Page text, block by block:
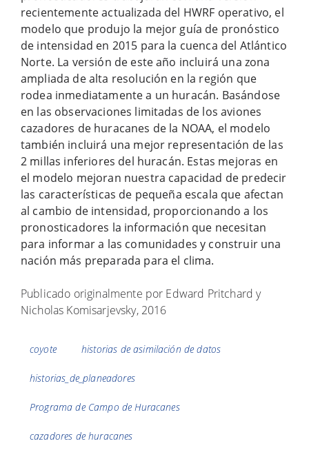
recientemente actualizada del HWRF operativo, el
modelo que produjo la mejor guía de pronóstico
de intensidad en 2015 para la cuenca del Atlántico
Norte. La versión de este año incluirá una zona
ampliada de alta resolución en la región que
rodea inmediatamente a un huracán. Basándose
en las observaciones limitadas de los aviones
cazadores de huracanes de la NOAA, el modelo
también incluirá una mejor representación de las
2 millas inferiores del huracán. Estas mejoras en
el modelo mejoran nuestra capacidad de predecir
las características de pequeña escala que afectan
al cambio de intensidad, proporcionando a los
pronosticadores la información que necesitan
para informar a las comunidades y construir una
nación más preparada para el clima.
Publicado originalmente por Edward Pritchard y
Nicholas Komisarjevsky, 2016
Etiquetas
coyote historias de asimilación de datos
historias_de_planeadores
Programa de Campo de Huracanes
cazadores de huracanes